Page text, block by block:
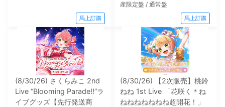
馬上訂購
産限定盤 / 通常盤
馬上訂購
(8/30/26) さくらみこ 2nd
Live “Blooming Parade!!”ラ
イブグッズ【先行発送商
(8/30/26) 【2次販売】桃鈴
ねね 1st Live 「花咲く＊ね
ねねねねねねね超開花！」